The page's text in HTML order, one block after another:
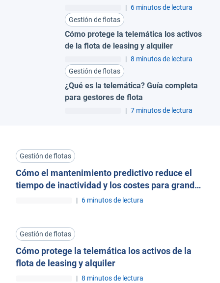
costes para grandes flotas
| 6 minutos de lectura
Gestión de flotas
Cómo protege la telemática los activos
de la flota de leasing y alquiler
| 8 minutos de lectura
Gestión de flotas
¿Qué es la telemática? Guía completa
para gestores de flota
| 7 minutos de lectura
Gestión de flotas
Cómo el mantenimiento predictivo reduce el
tiempo de inactividad y los costes para grandes
| 6 minutos de lectura
Gestión de flotas
Cómo protege la telemática los activos de la
flota de leasing y alquiler
| 8 minutos de lectura